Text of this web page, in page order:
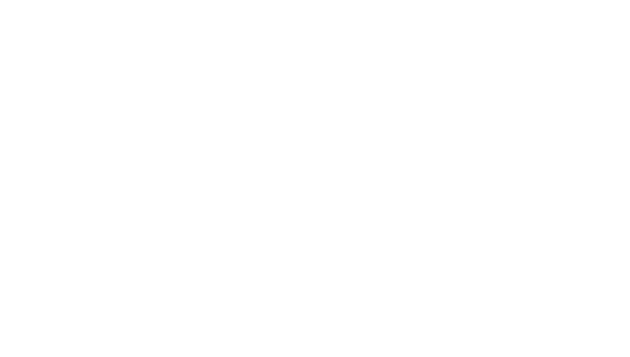
ti aiuterà a trovare il dispositivo più adatto a te.
Global Job Market e trova le posizioni aperte per ogni profilo di carriera.